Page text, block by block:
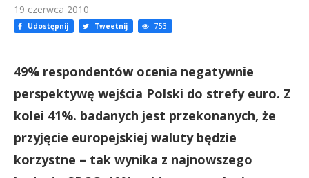
19 czerwca 2010
Udostępnij Tweetnij 753
49% respondentów ocenia negatywnie
perspektywę wejścia Polski do strefy euro. Z
kolei 41%. badanych jest przekonanych, że
przyjęcie europejskiej waluty będzie
korzystne – tak wynika z najnowszego